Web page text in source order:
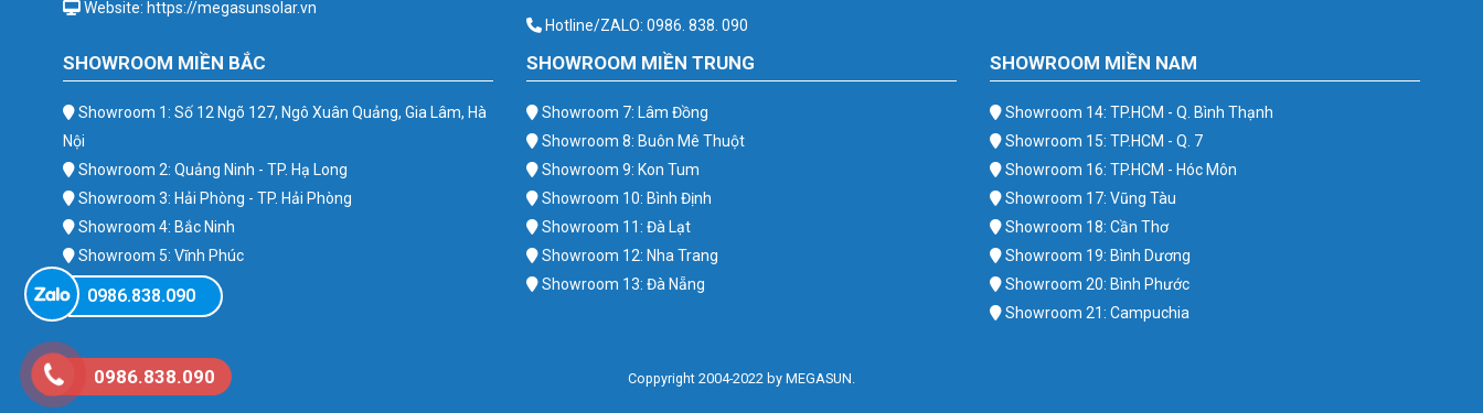
Website: https://megasunsolar.vn
Hotline/ZALO: 0986. 838. 090
SHOWROOM MIỀN BẮC
Showroom 1: Số 12 Ngõ 127, Ngô Xuân Quảng, Gia Lâm, Hà
Nội
Showroom 2: Quảng Ninh - TP. Hạ Long
Showroom 3: Hải Phòng - TP. Hải Phòng
Showroom 4: Bắc Ninh
Showroom 5: Vĩnh Phúc
Showroom 6: Ba Vì
SHOWROOM MIỀN TRUNG
Showroom 7: Lâm Đồng
Showroom 8: Buôn Mê Thuột
Showroom 9: Kon Tum
Showroom 10: Bình Định
Showroom 11: Đà Lạt
Showroom 12: Nha Trang
Showroom 13: Đà Nẵng
SHOWROOM MIỀN NAM
Showroom 14: TP.HCM - Q. Bình Thạnh
Showroom 15: TP.HCM - Q. 7
Showroom 16: TP.HCM - Hóc Môn
Showroom 17: Vũng Tàu
Showroom 18: Cần Thơ
Showroom 19: Bình Dương
Showroom 20: Bình Phước
Showroom 21: Campuchia
Coppyright 2004-2022 by MEGASUN.
0986.838.090
0986.838.090